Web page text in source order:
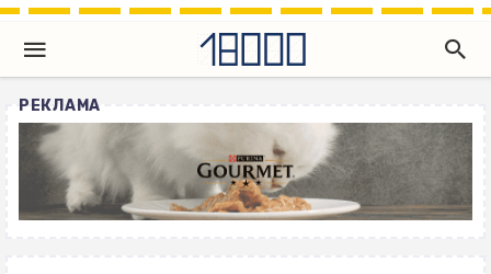
РЕКЛАМА